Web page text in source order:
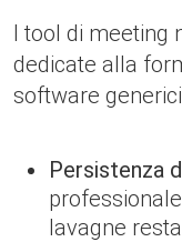
I tool di meeting
dedicate alla
software
Persistenza
lavagne